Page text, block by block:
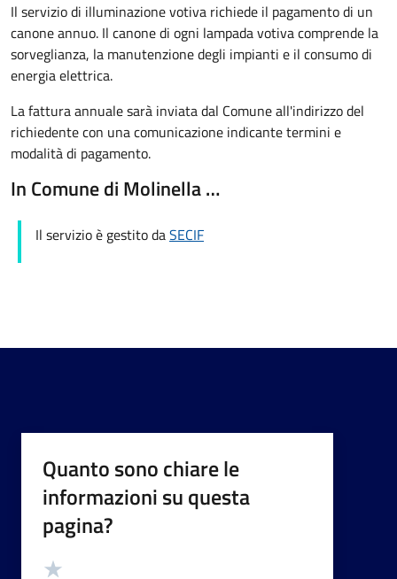
Il servizio di illuminazione votiva richiede il pagamento di un
canone annuo. Il canone di ogni lampada votiva comprende la
sorveglianza, la manutenzione degli impianti e il consumo di
energia elettrica.
La fattura annuale sarà inviata dal Comune all'indirizzo del
richiedente con una comunicazione indicante termini e
modalità di pagamento.
In Comune di Molinella …
Il servizio è gestito daSECIF
Quanto sono chiare le
informazioni su questa
pagina?
Valutazione